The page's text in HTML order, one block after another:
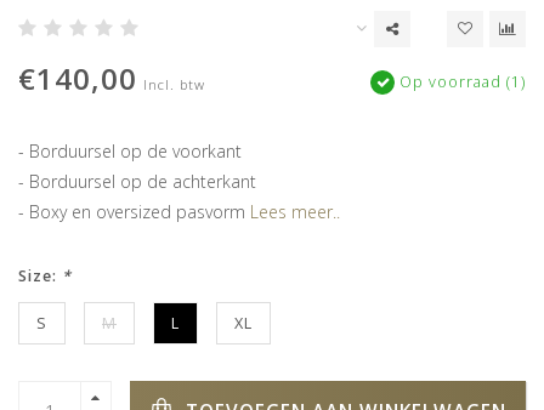
€140,00 Incl. btw Op voorraad (1)
- Borduursel op de voorkant
- Borduursel op de achterkant
- Boxy en oversized pasvorm Lees meer..
Size: *
S M L XL